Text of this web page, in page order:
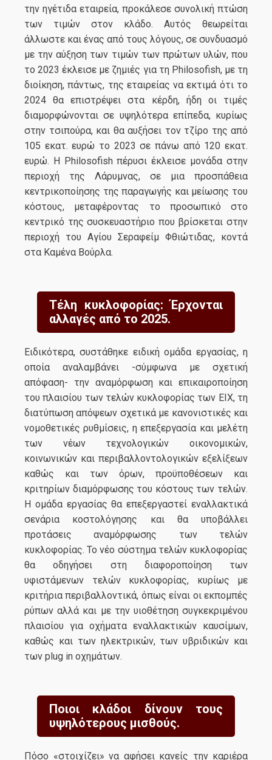
την ηγέτιδα εταιρεία, προκάλεσε συνολική πτώση
των τιμών στον κλάδο. Αυτός θεωρείται
άλλωστε και ένας από τους λόγους, σε συνδυασμό
με την αύξηση των τιμών των πρώτων υλών, που
το 2023 έκλεισε με ζημιές για τη Philosofish, με τη
διοίκηση, πάντως, της εταιρείας να εκτιμά ότι το
2024 θα επιστρέψει στα κέρδη, ήδη οι τιμές
διαμορφώνονται σε υψηλότερα επίπεδα, κυρίως
στην τσιπούρα, και θα αυξήσει τον τζίρο της από
105 εκατ. ευρώ το 2023 σε πάνω από 120 εκατ.
ευρώ. Η Philosofish πέρυσι έκλεισε μονάδα στην
περιοχή της Λάρυμνας, σε μια προσπάθεια
κεντρικοποίησης της παραγωγής και μείωσης του
κόστους, μεταφέροντας το προσωπικό στο
κεντρικό της συσκευαστήριο που βρίσκεται στην
περιοχή του Αγίου Σεραφείμ Φθιώτιδας, κοντά
στα Καμένα Βούρλα.
Τέλη κυκλοφορίας: Έρχονται
αλλαγές από το 2025.
Ειδικότερα, συστάθηκε ειδική ομάδα εργασίας, η
οποία αναλαμβάνει -σύμφωνα με σχετική
απόφαση- την αναμόρφωση και επικαιροποίηση
του πλαισίου των τελών κυκλοφορίας των ΕΙΧ, τη
διατύπωση απόψεων σχετικά με κανονιστικές και
νομοθετικές ρυθμίσεις, η επεξεργασία και μελέτη
των νέων τεχνολογικών οικονομικών,
κοινωνικών και περιβαλλοντολογικών εξελίξεων
καθώς και των όρων, προϋποθέσεων και
κριτηρίων διαμόρφωσης του κόστους των τελών.
Η ομάδα εργασίας θα επεξεργαστεί εναλλακτικά
σενάρια κοστολόγησης και θα υποβάλλει
προτάσεις αναμόρφωσης των τελών
κυκλοφορίας. Το νέο σύστημα τελών κυκλοφορίας
θα οδηγήσει στη διαφοροποίηση των
υφιστάμενων τελών κυκλοφορίας, κυρίως με
κριτήρια περιβαλλοντικά, όπως είναι οι εκπομπές
ρύπων αλλά και με την υιοθέτηση συγκεκριμένου
πλαισίου για οχήματα εναλλακτικών καυσίμων,
καθώς και των ηλεκτρικών, των υβριδικών και
των plug in οχημάτων.
Ποιοι κλάδοι δίνουν τους
υψηλότερους μισθούς.
Πόσο «στοιχίζει» να αφήσει κανείς την καριέρα